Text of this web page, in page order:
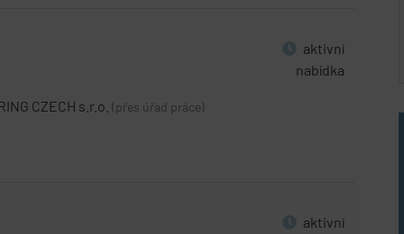
aktivní
nabídka
CZECH s.r.o. (přes úřad práce)
aktivní